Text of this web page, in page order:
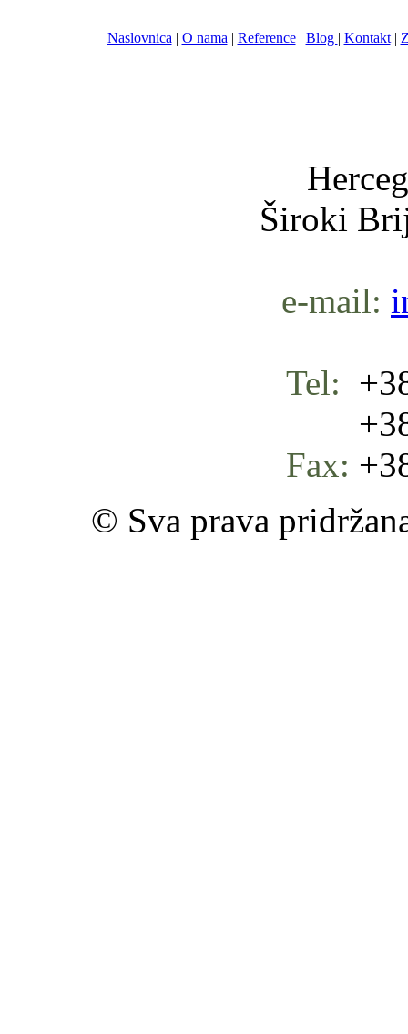
Naslovnica | O nama | Reference| Blog | Kontakt|
Široki
e-mail:
Tel:
+387
Fax:
© Sva prava